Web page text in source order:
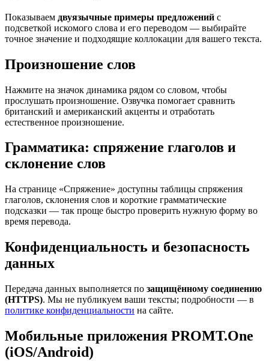
Показываем двуязычные примеры предложений с
подсветкой искомого слова и его переводом — выбирайте
точное значение и подходящие коллокации для вашего текста.
Произношение слов
Нажмите на значок динамика рядом со словом, чтобы
прослушать произношение. Озвучка помогает сравнить
британский и американский акценты и отработать
естественное произношение.
Грамматика: спряжение глаголов и
склонение слов
На странице «Спряжение» доступны таблицы спряжения
глаголов, склонения слов и короткие грамматические
подсказки — так проще быстро проверить нужную форму во
время перевода.
Конфиденциальность и безопасность
данных
Передача данных выполняется по защищённому соединению
(HTTPS). Мы не публикуем ваши тексты; подробности — в
политике конфиденциальности на сайте.
Мобильные приложения PROMT.One
(iOS/Android)